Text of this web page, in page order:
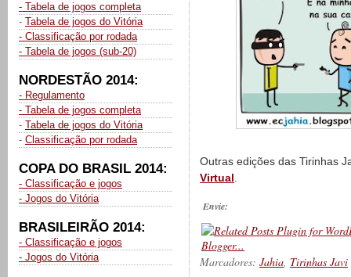
- Tabela de jogos completa
- Tabela de jogos do Vitória
- Classificação por rodada
- Tabela de jogos (sub-20)
NORDESTÃO 2014:
- Regulamento
- Tabela de jogos completa
- Tabela de jogos do Vitória
- Classificação por rodada
COPA DO BRASIL 2014:
- Classificação e jogos
- Jogos do Vitória
BRASILEIRÃO 2014:
- Classificação e jogos
- Jogos do Vitória
Outras edições das Tirinhas
Virtual.
Envie:
Marcadores: Jahia, Tirinhas Javi